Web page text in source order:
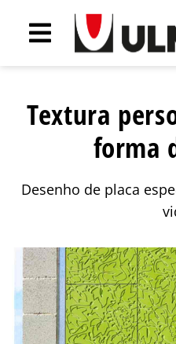
Textura
forma
Desenho de placa